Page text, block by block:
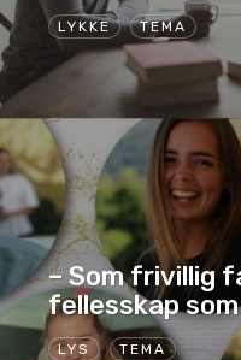
LYKKE TEMA
LYS TEMA
– Som frivillig
fellesskap